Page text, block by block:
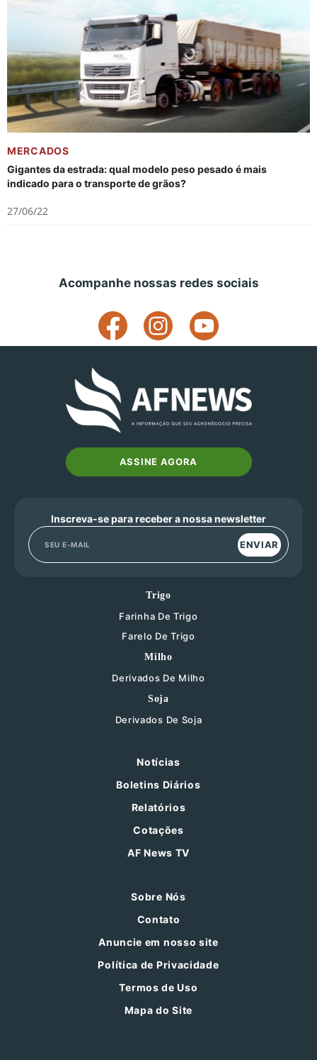
MERCADOS
Gigantes da estrada: qual modelo peso pesado é mais
indicado para o transporte de grãos?
27/06/22
Acompanhe nossas redes sociais
ASSINE AGORA
Inscreva-se para receber a nossa newsletter
ENVIAR
Trigo
Farinha De Trigo
Farelo De Trigo
Milho
Derivados De Milho
Soja
Derivados De Soja
Notícias
Boletins Diários
Relatórios
Cotações
AF News TV
Sobre Nós
Contato
Anuncie em nosso site
Política de Privacidade
Termos de Uso
Mapa do Site